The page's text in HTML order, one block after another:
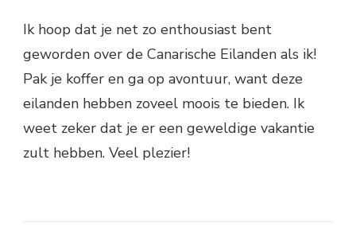
Ik hoop dat je net zo enthousiast bent
geworden over de Canarische Eilanden als ik!
Pak je koffer en ga op avontuur, want deze
eilanden hebben zoveel moois te bieden. Ik
weet zeker dat je er een geweldige vakantie
zult hebben. Veel plezier!